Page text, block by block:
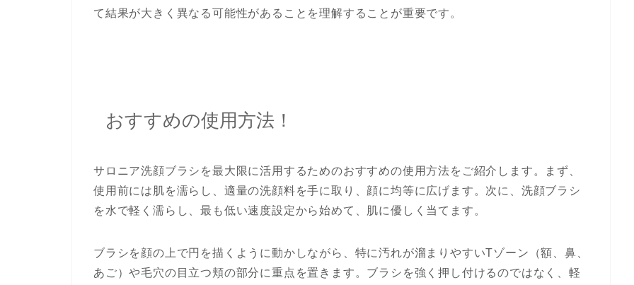
て結果が大きく異なる可能性があることを理解することが重要です。
おすすめの使用方法！
サロニア洗顔ブラシを最大限に活用するためのおすすめの使用方法をご紹介します。まず、
使用前には肌を濡らし、適量の洗顔料を手に取り、顔に均等に広げます。次に、洗顔ブラシ
を水で軽く濡らし、最も低い速度設定から始めて、肌に優しく当てます。
ブラシを顔の上で円を描くように動かしながら、特に汚れが溜まりやすいTゾーン（額、鼻、
あご）や毛穴の目立つ頬の部分に重点を置きます。ブラシを強く押し付けるのではなく、軽